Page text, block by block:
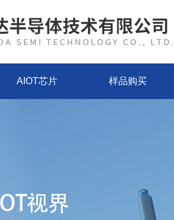
AIOT芯片 样品购买